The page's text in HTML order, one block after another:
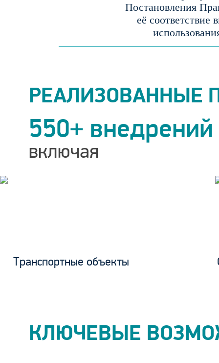
Постановления
её соответствие
РЕАЛИЗОВАННЫЕ
550+ внедрений
включая
Транспортные объекты
КЛЮЧЕВЫЕ